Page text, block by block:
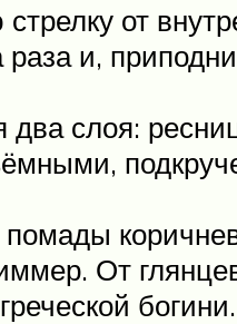
от
раза и,
два слоя:
От
богини.